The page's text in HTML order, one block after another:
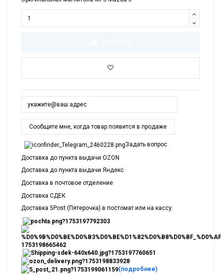
Задать вопрос
Доставка до пункта выдачи OZON
Доставка до пункта выдачи Яндекс
Доставка в почтовое отделение
Доставка СДЕК
Доставка 5Post (Пятерочка) в постомат или на кассу.
(подробнее)